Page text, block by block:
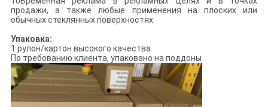
продажи, а также любые применения на плоских или
обычных стеклянных поверхностях.
Упаковка:
1 рулон/картон высокого качества
По требованию клиента, упаковано на поддоны